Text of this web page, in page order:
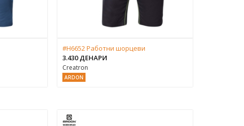
#H6652 Работни шорцеви
3.430 ДЕНАРИ
Creatron
ARDON